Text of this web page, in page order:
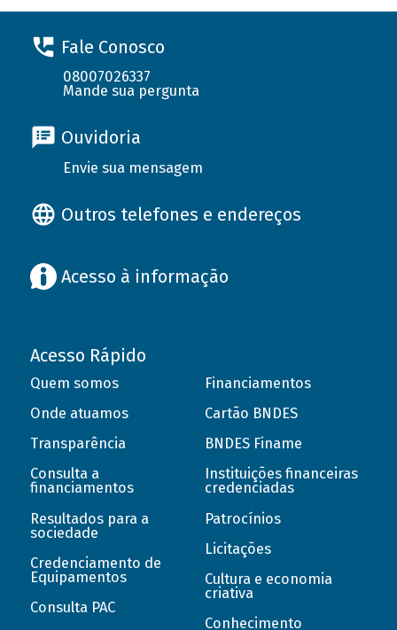
Fale Conosco
08007026337
Mande sua pergunta
Ouvidoria
Envie sua mensagem
Outros telefones e endereços
Acesso à informação
Acesso Rápido
Quem somos
Onde atuamos
Transparência
Consulta a
financiamentos
Resultados para a
sociedade
Credenciamento de
Equipamentos
Consulta PAC
Financiamentos
Cartão BNDES
BNDES Finame
Instituições financeiras
credenciadas
Patrocínios
Licitações
Cultura e economia
criativa
Conhecimento